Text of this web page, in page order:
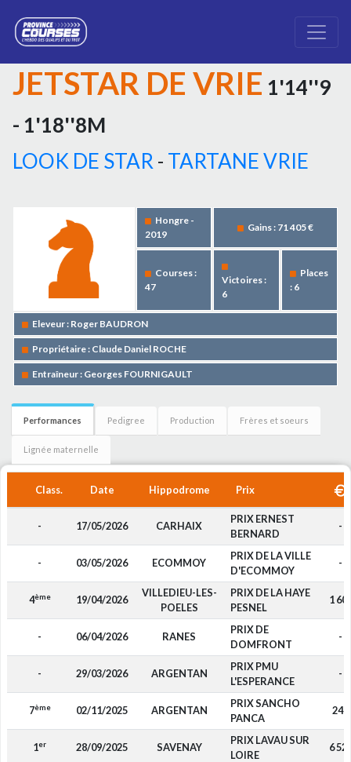
JETSTAR DE VRIE 1'14''9
- 1'18''8M
LOOK DE STAR - TARTANE VRIE
Hongre -
2019
Gains : 71 405 €
Courses :
47
Victoires :
6
Places
: 6
Eleveur : Roger BAUDRON
Propriétaire : Claude Daniel ROCHE
Entraîneur : Georges FOURNIGAULT
Performances Pedigree Production Frères et soeurs
Lignée maternelle
Class. Date Hippodrome Prix
- 17/05/2026 CARHAIX
PRIX ERNEST
BERNARD
-
- 03/05/2026 ECOMMOY
PRIX DE LA VILLE
D'ECOMMOY
-
4ème 19/04/2026
VILLEDIEU-LES-
POELES
PRIX DE LA HAYE
PESNEL
1
- 06/04/2026 RANES
PRIX DE
DOMFRONT
-
- 29/03/2026 ARGENTAN
PRIX PMU
L'ESPERANCE
-
7ème 02/11/2025 ARGENTAN
PRIX SANCHO
PANCA
240
1er 28/09/2025 SAVENAY
PRIX LAVAU SUR
LOIRE
6